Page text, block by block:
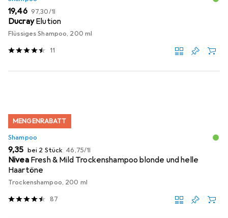
EUR
19,46 EUR
97,30/1l
Ducray Elution
Flüssiges Shampoo, 200 ml
11
MENGENRABATT
Shampoo
EUR
9,35 bei 2 Stück EUR
46,75/1l
Nivea Fresh & Mild Trockenshampoo blonde und helle
Haartöne
Trockenshampoo, 200 ml
87